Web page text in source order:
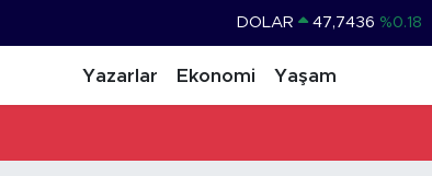
DOLAR 47,7436 %0.18
STERLİN 64,4811 %0.38
Yazarlar Ekonomi Yaşam